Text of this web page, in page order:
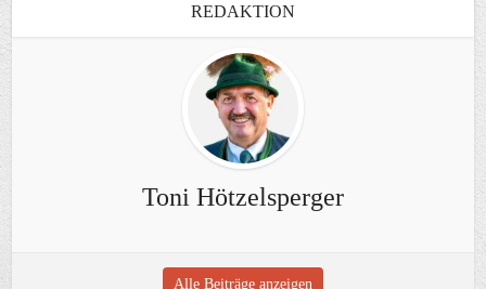
REDAKTION
Toni Hötzelsperger
Alle Beiträge anzeigen